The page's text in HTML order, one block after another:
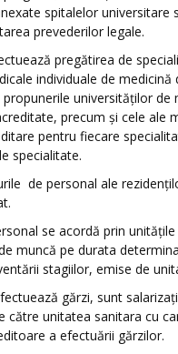
spitalelor
prevederilor legale.
pregătirea de
individuale de
universităţilor
precum şi cele ale
pentru fiecare
specialitate.
de personal ale
se acordă prin
muncă pe durata
stagiilor, emise de
gărzi, sunt
către unitatea sanitara cu
a efectuării gărzilor.